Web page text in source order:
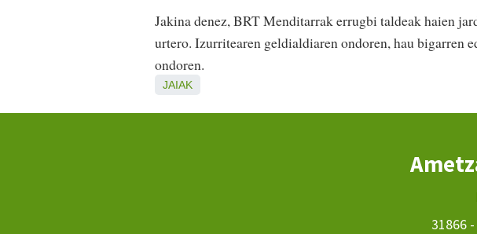
Jakina denez, BRT Menditarrak errugbi taldeak haien
urtero. Izurritearen geldialdiaren ondoren, hau bigarren
ondoren.
JAIAK
31866